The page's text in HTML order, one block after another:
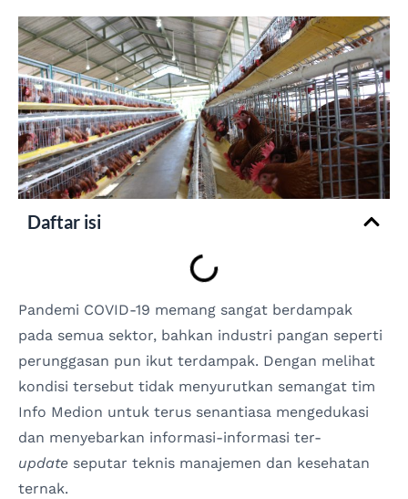
Daftar isi
Pandemi COVID-19 memang sangat berdampak
pada semua sektor, bahkan industri pangan seperti
perunggasan pun ikut terdampak. Dengan melihat
kondisi tersebut tidak menyurutkan semangat tim
Info Medion untuk terus senantiasa mengedukasi
dan menyebarkan informasi-informasi ter-
update seputar teknis manajemen dan kesehatan
ternak.